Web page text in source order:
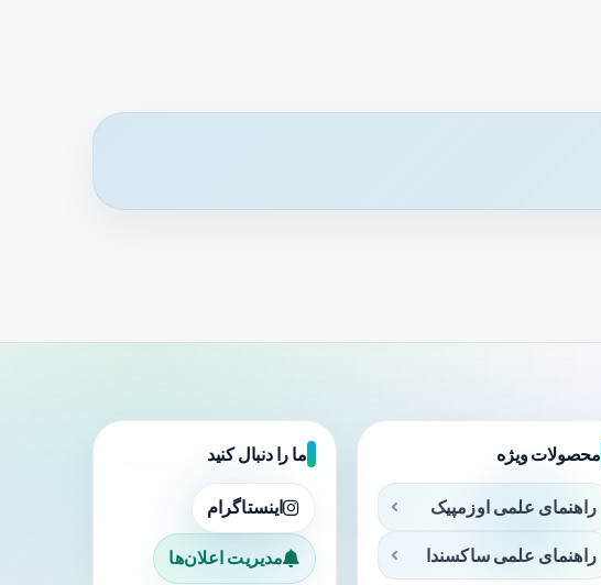
محصولات ویژه
راهنمای علمی اوزمپیک
راهنمای علمی ساکسندا
ما را دنبال کنید
اینستاگرام
مدیریت اعلان‌ها